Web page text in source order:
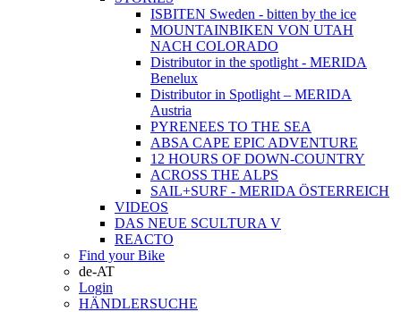
ISBITEN Sweden - bitten by the ice
MOUNTAINBIKEN VON UTAH
NACH COLORADO
Distributor in the spotlight - MERIDA
Benelux
Distributor in Spotlight – MERIDA
Austria
PYRENEES TO THE SEA
ABSA CAPE EPIC ADVENTURE
12 HOURS OF DOWN-COUNTRY
ACROSS THE ALPS
SAIL+SURF - MERIDA ÖSTERREICH
VIDEOS
DAS NEUE SCULTURA V
REACTO
Find your Bike
de-AT
Login
HÄNDLERSUCHE